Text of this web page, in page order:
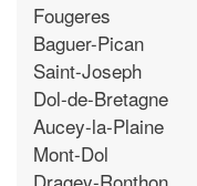
Fougeres
Baguer-Pican
Saint-Joseph
Dol-de-Bretagne
Aucey-la-Plaine
Mont-Dol